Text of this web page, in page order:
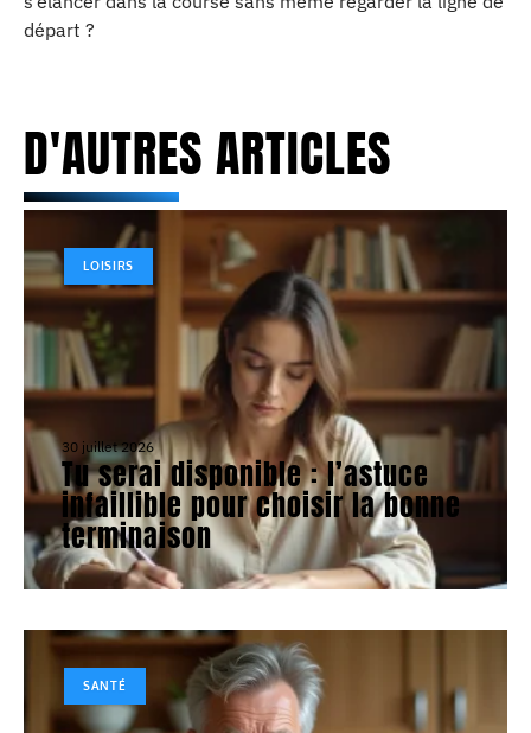
départ ?
D'AUTRES ARTICLES
LOISIRS
30 juillet 2026
Tu serai disponible : l’astuce
infaillible pour choisir la bonne
terminaison
SANTÉ